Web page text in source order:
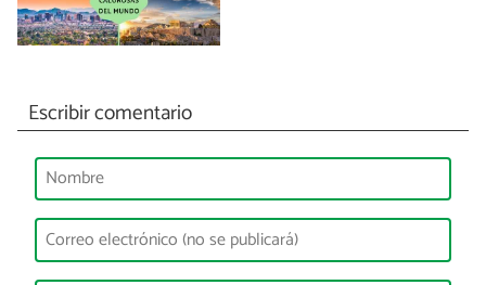
Escribir comentario